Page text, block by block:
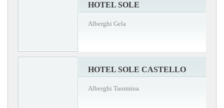
HOTEL SOLE
Alberghi Gela
HOTEL SOLE CASTELLO
Alberghi Taormina